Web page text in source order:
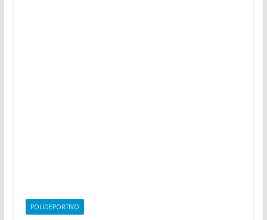
POLIDEPORTIVO